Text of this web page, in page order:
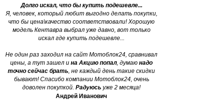
Долго искал, что бы купить подешевле...
Я, человек, который любит выгодно делать покупки,
что бы цена\качество соответствовали! Хорошую
модель Кентавра выбрал уже давно, вот только
искал где купить подешевле...
Не один раз заходил на сайт Мотоблок24, сравнивал
цены, а тут зашел и на Акцию попал, думаю надо
точно сейчас брать, не каждый день такие скидки
бывают! Спасибо компании Мотоблок24, очень
доволен покупкой. Радуюсь уже 2 месяца!
Андрей Иванович